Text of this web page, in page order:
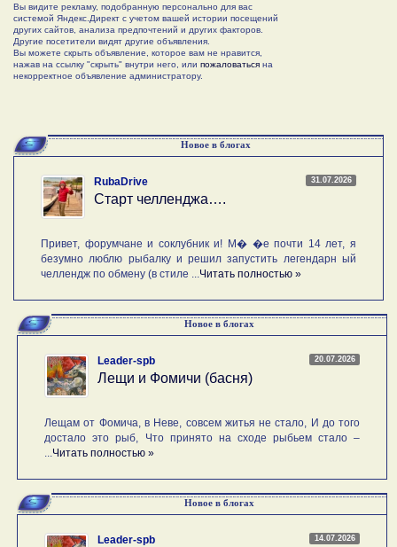
Вы видите рекламу, подобранную персонально для вас
системой Яндекс.Директ с учетом вашей истории посещений
других сайтов, анализа предпочтений и других факторов.
Другие посетители видят другие объявления.
Вы можете скрыть объявление, которое вам не нравится,
нажав на ссылку "скрыть" внутри него, или пожаловаться на
некорректное объявление администратору.
Новое в блогах
31.07.2026
RubaDrive
Старт челленджа….
Привет, форумчане и соклубник и! М� �е почти 14 лет, я
безумно люблю рыбалку и решил запустить легендарн ый
челлендж по обмену (в стиле ... Читать полностью »
Новое в блогах
20.07.2026
Leader-spb
Лещи и Фомичи (басня)
Лещам от Фомича, в Неве, совсем житья не стало, И до того
достало это рыб, Что принято на сходе рыбьем стало –
Читать полностью »
Новое в блогах
14.07.2026
Leader-spb